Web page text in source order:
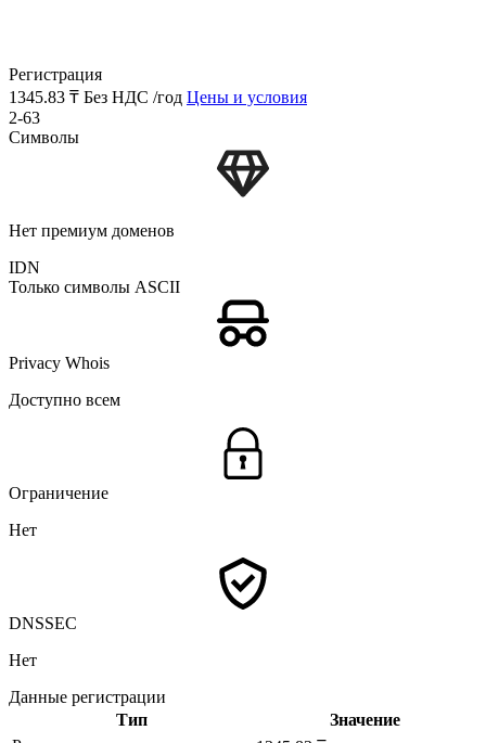
Регистрация
1345.83 ₸ Без НДС /год Цены и условия
2-63
Символы
Нет премиум доменов
IDN
Только символы ASCII
Privacy Whois
Доступно всем
Ограничение
Нет
DNSSEC
Нет
Данные регистрации
Тип
Значение